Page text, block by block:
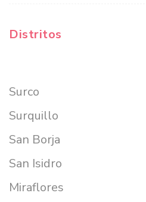
Distritos
Surco
Surquillo
San Borja
San Isidro
Miraflores